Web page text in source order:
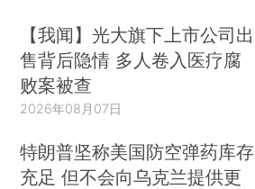
【我闻】光大旗下上市公司出
售背后隐情 多人卷入医疗腐
败案被查
2026年08月07日
特朗普坚称美国防空弹药库存
充足 但不会向乌克兰提供更